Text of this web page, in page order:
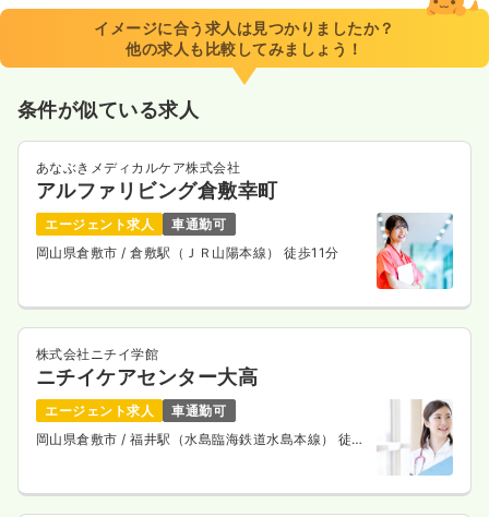
イメージに合う求人は見つかりましたか？
他の求人も比較してみましょう！
条件が似ている求人
あなぶきメディカルケア株式会社
アルファリビング倉敷幸町
エージェント求人
車通勤可
岡山県倉敷市 / 倉敷駅（ＪＲ山陽本線） 徒歩11分
株式会社ニチイ学館
ニチイケアセンター大高
エージェント求人
車通勤可
岡山県倉敷市 / 福井駅（水島臨海鉄道水島本線） 徒歩